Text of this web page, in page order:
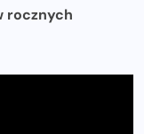
rocznych